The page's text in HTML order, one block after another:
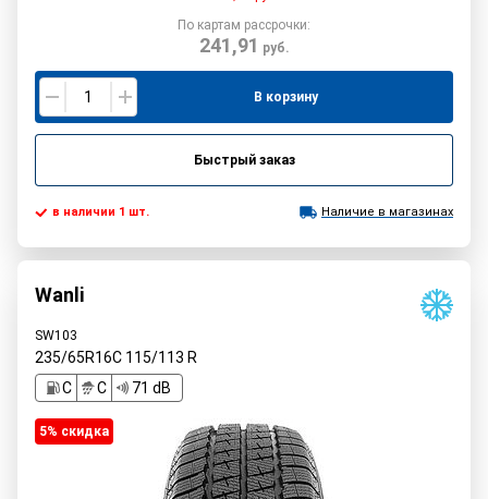
По картам рассрочки:
241,91 руб.
В корзину
Быстрый заказ
в наличии 1 шт. Наличие в магазинах
Wanli
SW103
235/65R16C 115/113 R
C
C 71 dB
5% cкидка